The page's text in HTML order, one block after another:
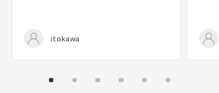
itokawa